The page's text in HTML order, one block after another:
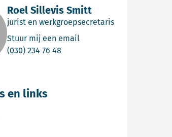
Roel Sillevis Smitt
jurist en werkgroepsecretaris
Stuur mij een email
(030) 234 76 48
en links
C-121/11